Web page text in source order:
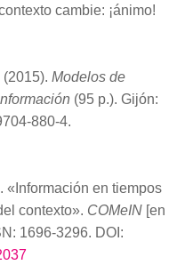
cambie: ¡ánimo!
Modelos de
(95 p.). Gijón:
880-4.
«Información en tiempos
contexto». COMeIN [en
1696-3296. DOI: